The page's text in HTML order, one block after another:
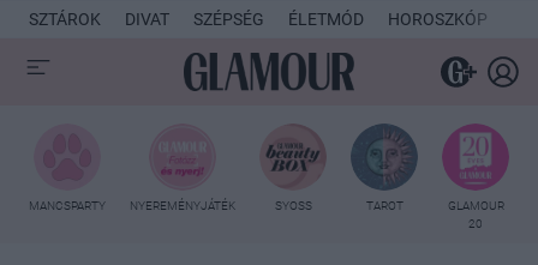
SZTÁROK DIVAT SZÉPSÉG ÉLETMÓD HOROSZKÓP
MANCSPARTY NYEREMÉNYJÁTÉK SYOSS TAROT
GLAMOUR
20